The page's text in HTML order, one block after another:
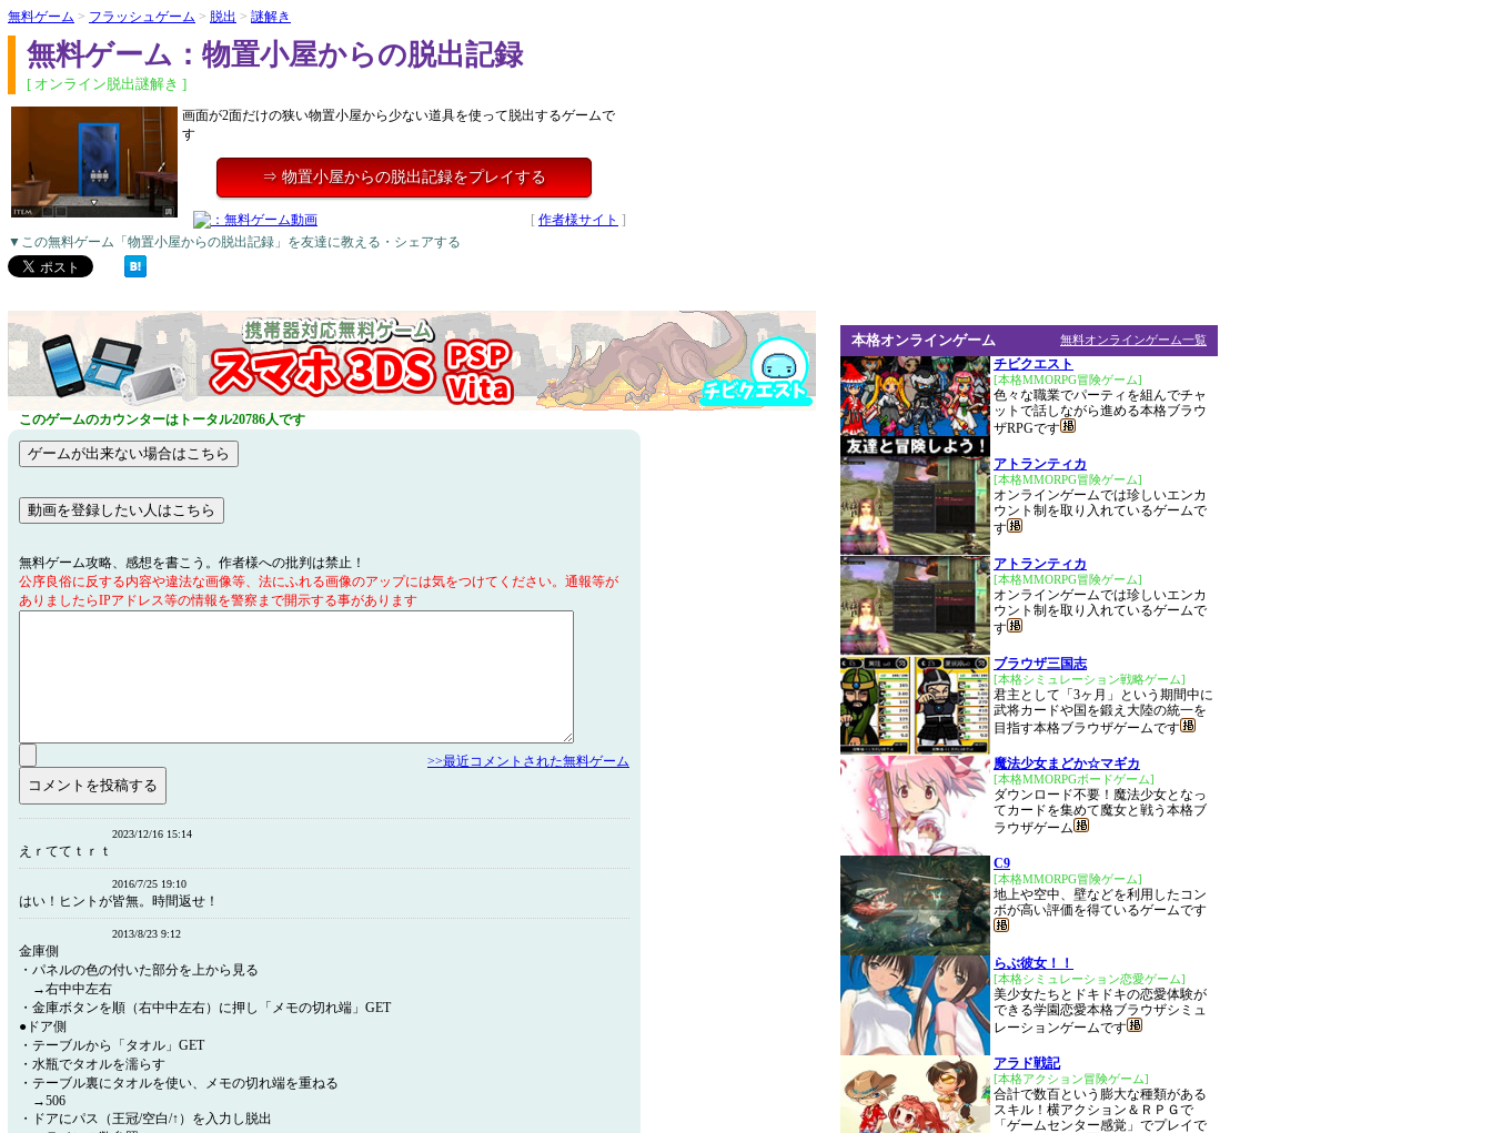
無料ゲーム > フラッシュゲーム > 脱出 > 謎解き
無料ゲーム：物置小屋からの脱出記録
[ オンライン脱出謎解き ]
画面が2面だけの狭い物置小屋から少ない道具を使って脱出するゲームで
す
⇒ 物置小屋からの脱出記録をプレイする
[ 作者様サイト ]
▼この無料ゲーム「物置小屋からの脱出記録」を友達に教える・シェアする
このゲームのカウンターはトータル20786人です
無料ゲーム攻略、感想を書こう。作者様への批判は禁止！
公序良俗に反する内容や違法な画像等、法にふれる画像のアップには気をつけてください。通報等が
ありましたらIPアドレス等の情報を警察まで開示する事があります
>>最近コメントされた無料ゲーム
2023/12/16 15:14
えｒててｔｒｔ
2016/7/25 19:10
はい！ヒントが皆無。時間返せ！
2013/8/23 9:12
金庫側
・パネルの色の付いた部分を上から見る
→右中中左右
・金庫ボタンを順（右中中左右）に押し「メモの切れ端」GET
●ドア側
・テーブルから「タオル」GET
・水瓶でタオルを濡らす
・テーブル裏にタオルを使い、メモの切れ端を重ねる
→506
・ドアにパス（王冠/空白/↑）を入力し脱出
無料オンラインゲーム一覧
本格オンラインゲーム
チビクエスト
[本格MMORPG冒険ゲーム]
色々な職業でパーティを組んでチャ
ットで話しながら進める本格ブラウ
ザRPGです
アトランティカ
[本格MMORPG冒険ゲーム]
オンラインゲームでは珍しいエンカ
ウント制を取り入れているゲームで
す
アトランティカ
[本格MMORPG冒険ゲーム]
オンラインゲームでは珍しいエンカ
ウント制を取り入れているゲームで
す
ブラウザ三国志
[本格シミュレーション戦略ゲーム]
君主として「3ヶ月」という期間中に
武将カードや国を鍛え大陸の統一を
目指す本格ブラウザゲームです
魔法少女まどか☆マギカ
[本格MMORPGボードゲーム]
ダウンロード不要！魔法少女となっ
てカードを集めて魔女と戦う本格ブ
ラウザゲーム
C9
[本格MMORPG冒険ゲーム]
地上や空中、壁などを利用したコン
ボが高い評価を得ているゲームです
らぶ彼女！！
[本格シミュレーション恋愛ゲーム]
美少女たちとドキドキの恋愛体験が
できる学園恋愛本格ブラウザシミュ
レーションゲームです
アラド戦記
[本格アクション冒険ゲーム]
合計で数百という膨大な種類がある
スキル！横アクション＆ＲＰＧで
「ゲームセンター感覚」でプレイで